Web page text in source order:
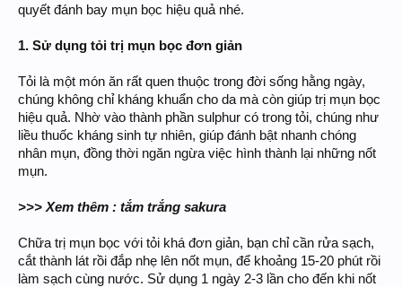
quyết đánh bay mụn bọc hiệu quả nhé.
1. Sử dụng tỏi trị mụn bọc đơn giản
Tỏi là một món ăn rất quen thuộc trong đời sống hằng ngày,
chúng không chỉ kháng khuẩn cho da mà còn giúp trị mụn bọc
hiệu quả. Nhờ vào thành phần sulphur có trong tỏi, chúng như
liều thuốc kháng sinh tự nhiên, giúp đánh bật nhanh chóng
nhân mụn, đồng thời ngăn ngừa việc hình thành lại những nốt
mụn.
>>> Xem thêm : tắm trắng sakura
Chữa trị mụn bọc với tỏi khá đơn giản, bạn chỉ cần rửa sạch,
cắt thành lát rồi đắp nhẹ lên nốt mụn, để khoảng 15-20 phút rồi
làm sạch cùng nước. Sử dụng 1 ngày 2-3 lần cho đến khi nốt